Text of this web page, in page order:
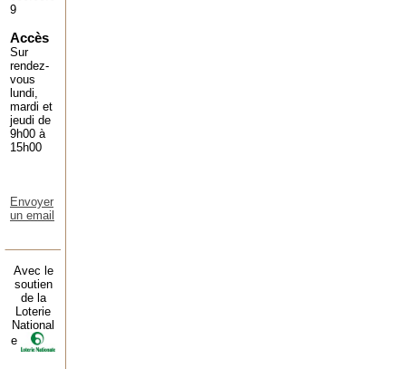
9
Accès
Sur
rendez-
vous
lundi,
mardi et
jeudi de
9h00 à
15h00
Envoyer
un email
Avec le
soutien
de la
Loterie
National
e